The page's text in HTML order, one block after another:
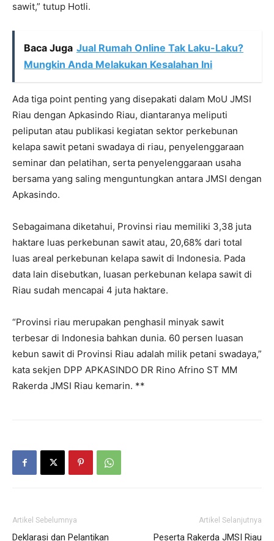
sawit,” tutup Hotli.
Baca Juga Jual Rumah Online Tak Laku-Laku?
Mungkin Anda Melakukan Kesalahan Ini
Ada tiga point penting yang disepakati dalam MoU JMSI
Riau dengan Apkasindo Riau, diantaranya meliputi
peliputan atau publikasi kegiatan sektor perkebunan
kelapa sawit petani swadaya di riau, penyelenggaraan
seminar dan pelatihan, serta penyelenggaraan usaha
bersama yang saling menguntungkan antara JMSI dengan
Apkasindo.
Sebagaimana diketahui, Provinsi riau memiliki 3,38 juta
haktare luas perkebunan sawit atau, 20,68% dari total
luas areal perkebunan kelapa sawit di Indonesia. Pada
data lain disebutkan, luasan perkebunan kelapa sawit di
Riau sudah mencapai 4 juta haktare.
“Provinsi riau merupakan penghasil minyak sawit
terbesar di Indonesia bahkan dunia. 60 persen luasan
kebun sawit di Provinsi Riau adalah milik petani swadaya,”
kata sekjen DPP APKASINDO DR Rino Afrino ST MM
Rakerda JMSI Riau kemarin. **
Artikel Sebelumnya
Deklarasi dan Pelantikan
Artikel Selanjutnya
Peserta Rakerda JMSI Riau